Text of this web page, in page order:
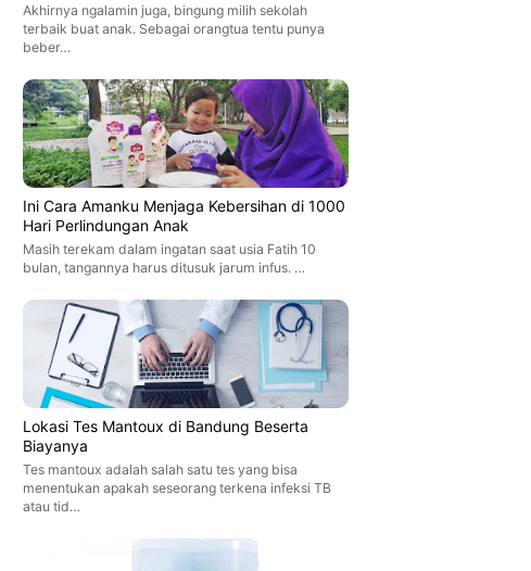
Akhirnya ngalamin juga, bingung milih sekolah
terbaik buat anak. Sebagai orangtua tentu punya
beber…
Ini Cara Amanku Menjaga Kebersihan di 1000
Hari Perlindungan Anak
Masih terekam dalam ingatan saat usia Fatih 10
bulan, tangannya harus ditusuk jarum infus. …
Lokasi Tes Mantoux di Bandung Beserta
Biayanya
Tes mantoux adalah salah satu tes yang bisa
menentukan apakah seseorang terkena infeksi TB
atau tid…